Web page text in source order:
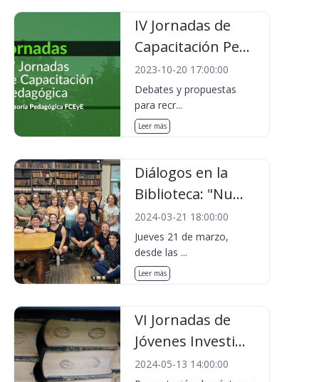
IV Jornadas de
Capacitación Pe...
2023-10-20 17:00:00
Debates y propuestas
para recr...
Leer más
Diálogos en la
Biblioteca: "Nu...
2024-03-21 18:00:00
Jueves 21 de marzo,
desde las ...
Leer más
VI Jornadas de
Jóvenes Investi...
2024-05-13 14:00:00